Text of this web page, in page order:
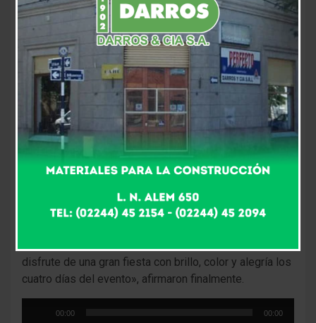
Así lo confirmaron este miércoles en primicia para la
91.5 Mabel García y Mabel Confeggi, presidenta y
vicepresidenta de la Comisión Directiva. «Ya estamos
trabajando fervientemente para llevar adelante el
próximo año la gran fiesta del Carnaval Infantil tan
característico de nuestra ciudad y pensando en
duplicar el éxito de la pasada edición», señaló Mabel
García. «Pensamos en volver a nuestros orígenes por
eso para el 2024 el recorrido será donde todo
comenzó. Corsolandia se hará el año próximo sobre
Avda. Gral. Paz entre Avda. Avellaneda y Alem los días
17, 18, 24 y 25 de febrero». En tanto, Mabel Confeggi
habló sobre las categorías participantes. «Tenemos un
disfrute de una gran fiesta con brillo, color y alegría los
cuatro días del evento», afirmaron finalmente.
00:00 00:00